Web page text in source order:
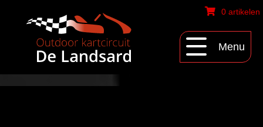
0 artikelen
Menu